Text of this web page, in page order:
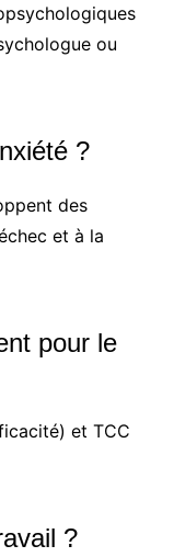
ou
?
des
et à la
pour le
et TCC
?